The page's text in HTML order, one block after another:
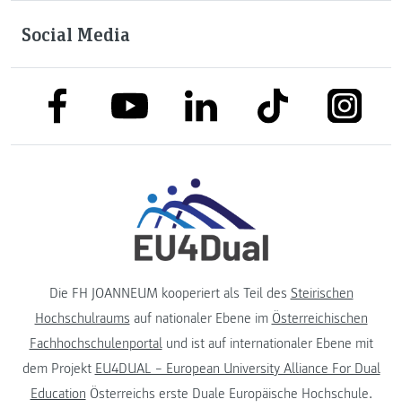
Social Media
link to facebooklink to youtubelink to linkedinlink to tiktok
Die FH JOANNEUM kooperiert als Teil des Steirischen
Hochschulraums auf nationaler Ebene im Österreichischen
Fachhochschulenportalund ist auf internationaler Ebene mit
dem Projekt EU4DUAL – European University Alliance For Dual
Education Österreichs erste Duale Europäische Hochschule.